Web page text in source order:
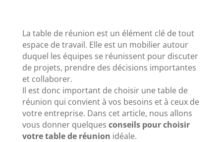
La table de réunion est un élément clé de tout
espace de travail. Elle est un mobilier autour
duquel les équipes se réunissent pour discuter
de projets, prendre des décisions importantes
et collaborer.
Il est donc important de choisir une table de
réunion qui convient à vos besoins et à ceux de
votre entreprise. Dans cet article, nous allons
vous donner quelques conseils pour choisir
votre table de réunion idéale.